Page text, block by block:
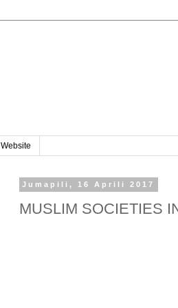
Website
Jumapili, 16 Aprili 2017
MUSLIM SOCIETIES